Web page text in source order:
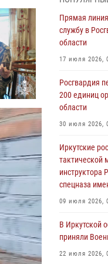
05 августа
а не казаться»
04 августа
03 августа
Росгвардия
десантных
донорской
Прямая
службу в
области
17 июля 2026,
Росгвардия
200 единиц
области
30 июля 2026,
Иркутские
тактической
инструктора
спецназа
09 июля 2026,
В Иркутской
приняли
22 июля 2026,